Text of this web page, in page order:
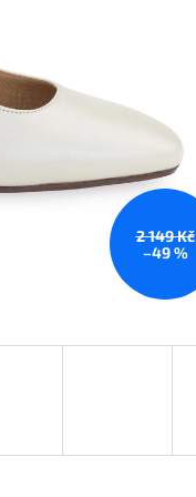
2 149 Kč
–49 %